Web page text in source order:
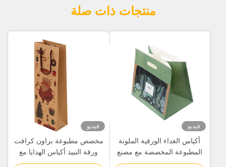
منتجات ذات صلة
فيديو
أكياس الغداء الورقية الملونة
المطبوعة المخصصة مع مصنع
مقابض قطع القوالب
فيديو
مخصص مطبوعة براون كرافت
ورقة النبيذ أكياس الهدايا مع
مقابض القطن السائبة